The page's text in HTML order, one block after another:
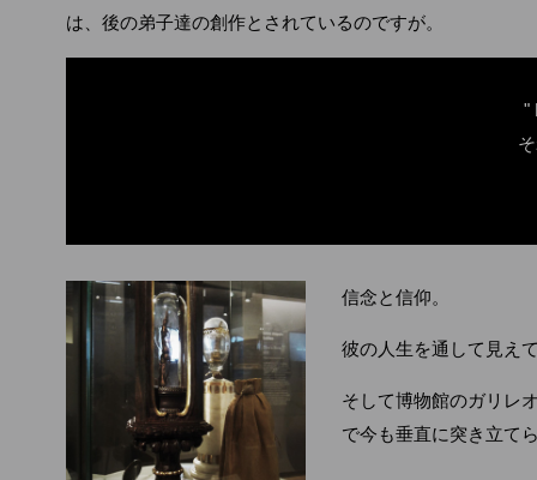
は、後の弟子達の創作とされているのですが。
"
信念と信仰。
彼の人生を通して見え
そして博物館のガリレ
で今も垂直に突き立て